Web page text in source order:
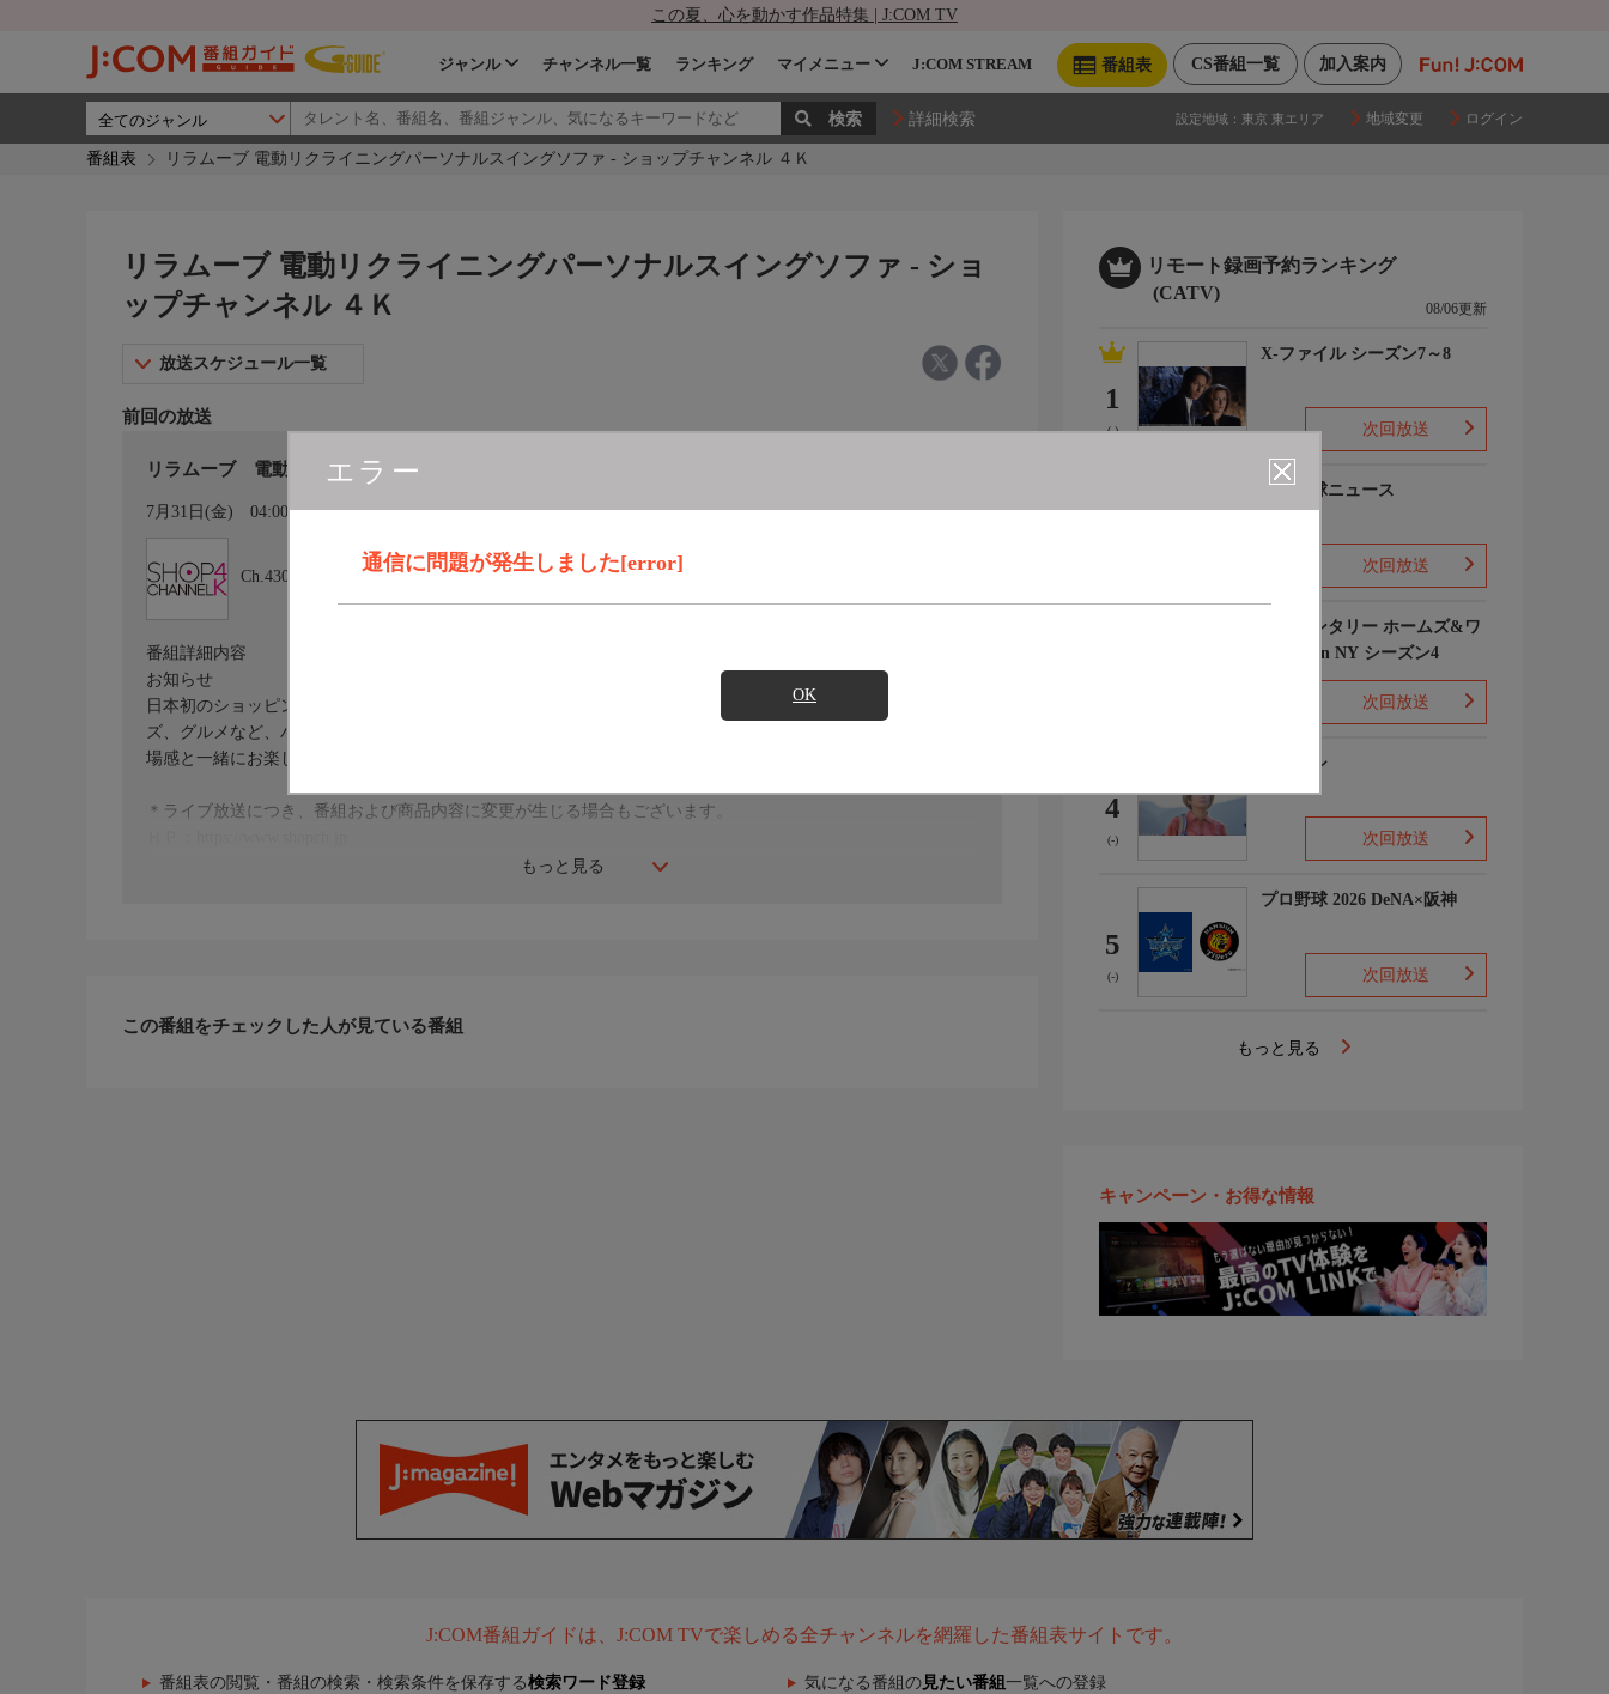
この夏、心を動かす作品特集 | J:COM TV
加入案内
CS番組一覧
番組表
ジャンル チャンネル一覧 ランキング マイメニュー J:COM STREAM
詳細検索 設定地域： 東京 東エリア 地域変更 ログイン
番組表 リラムーブ 電動リクライニングパーソナルスイングソファ - ショップチャンネル ４Ｋ
エラー
通信に問題が発生しました[error]
OK
リラムーブ 電動リクライニングパーソナルスイングソファ - ショ
ップチャンネル ４Ｋ
放送スケジュール一覧
前回の放送
リラムーブ 電動リクライニングパーソナルスイングソファ
7月31日(金) 04:00〜05:00
Ch.430
ショップチャンネル ４Ｋ
もっと見る
番組詳細内容
お知らせ
日本初のショッピング専門チャンネルとして1996年にスタート。ファッション、ビューティー、ホームグッ
ズ、グルメなど、バイヤーが厳選した商品を24時間ご紹介。世界中の逸品に出会う喜びを生放送ならではの臨
場感と一緒にお楽しみください。
＊ライブ放送につき、番組および商品内容に変更が生じる場合もございます。
この番組をチェックした人が見ている番組
リモート録画予約ランキング
(CATV)
08/06更新
1
(-)
X-ファイル シーズン7～8
次回放送
プロ野球ニュース
次回放送
エレメンタリー ホームズ&ワ
トソン in NY シーズン4
次回放送
4
(-)
下山メシ
次回放送
5
(-)
プロ野球 2026 DeNA×阪神
次回放送
もっと見る
キャンペーン・お得な情報
J:COM番組ガイドは、J:COM TVで楽しめる全チャンネルを網羅した番組表サイトです。
番組表の閲覧・番組の検索・検索条件を保存する検索ワード登録 気になる番組の 見たい番組 一覧への登録